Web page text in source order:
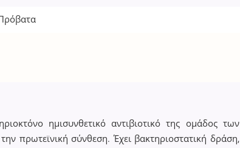
ημισυνθετικό αντιβιοτικό της ομάδος των
πρωτεϊνική σύνθεση. Έχει βακτηριοστατική δράση,